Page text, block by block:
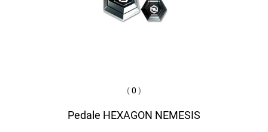
(0 )
Pedale HEXAGON NEMESIS